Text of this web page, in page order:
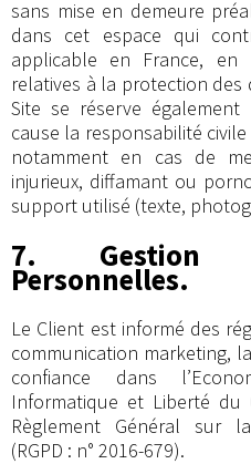
sans mise en demeure
dans cet espace qui
applicable en France, en
relatives à la protection des
Site se réserve
cause la responsabilité
notamment en cas de
injurieux, diffamant ou
support utilisé (texte,
7. Gestion
Personnelles.
Le Client est informé des
communication marketing,
confiance dans
Informatique et Liberté
Règlement Général sur
(RGPD : n° 2016-679).